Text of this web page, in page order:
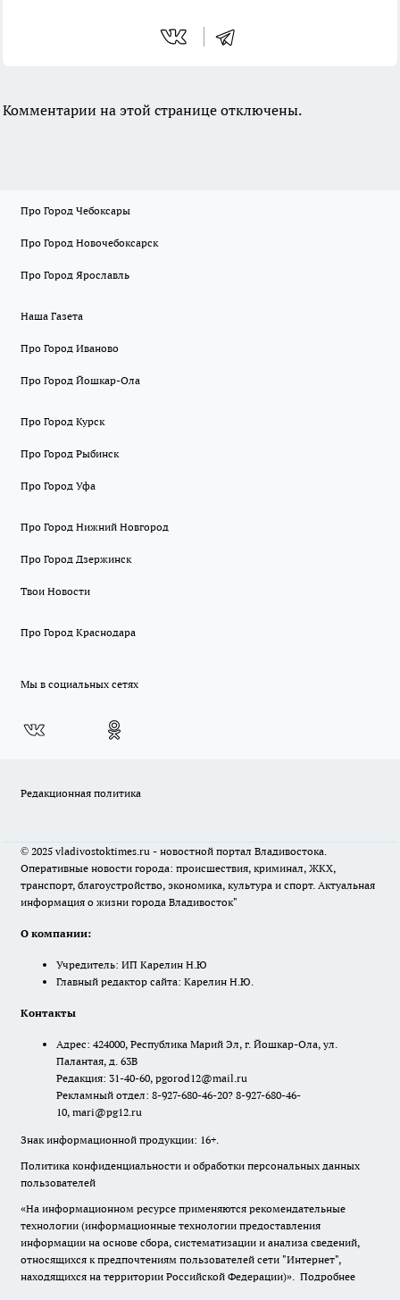
Комментарии на этой странице отключены.
Про Город Чебоксары
Про Город Новочебоксарск
Про Город Ярославль
Наша Газета
Про Город Иваново
Про Город Йошкар-Ола
Про Город Курск
Про Город Рыбинск
Про Город Уфа
Про Город Нижний Новгород
Про Город Дзержинск
Твои Новости
Про Город Краснодара
Мы в социальных сетях
Редакционная политика
© 2025 vladivostoktimes.ru - новостной портал Владивостока.
Оперативные новости города: происшествия, криминал, ЖКХ,
транспорт, благоустройство, экономика, культура и спорт. Актуальная
информация о жизни города Владивосток"
О компании:
Учредитель: ИП Карелин Н.Ю
Главный редактор сайта: Карелин Н.Ю.
Контакты
Адрес: 424000, Республика Марий Эл, г. Йошкар-Ола, ул.
Палантая, д. 63В
Редакция: 31-40-60, pgorod12@mail.ru
Рекламный отдел: 8-927-680-46-20? 8-927-680-46-
10, mari@pg12.ru
Знак информационной продукции: 16+.
Политика конфиденциальности и обработки персональных данных
пользователей
«На информационном ресурсе применяются рекомендательные
технологии (информационные технологии предоставления
информации на основе сбора, систематизации и анализа сведений,
относящихся к предпочтениям пользователей сети "Интернет",
находящихся на территории Российской Федерации)». Подробнее